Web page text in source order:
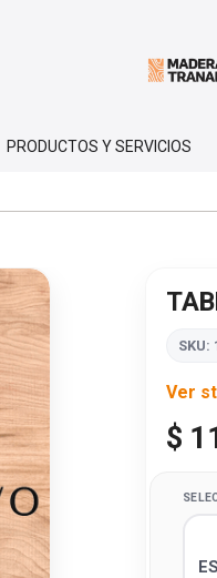
PRODUCTOS Y SERVICIOS
SKU:
Ver
$